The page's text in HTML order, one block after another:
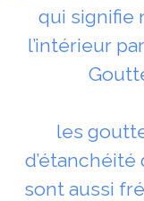
qui signifie
l’intérieur
les
sont aussi